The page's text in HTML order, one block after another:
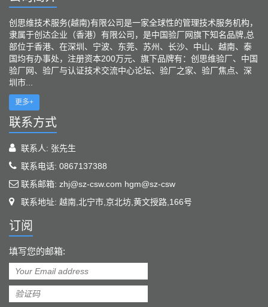
创思维技术服务(越南)有限公司是一家全球性的管理技术服务机构，
隶属于创达企业（香港）有限公司，是中国验厂网旗下知名品牌,总
部位于香港、在深圳、宁波、东莞、苏州、长沙、中山、越南、泰
国均有办事处，注册资本200万元、旗下品牌有：创思维验厂、中国
验厂网、验厂与认证技术交流中心论坛、验厂之家、验厂焦点、深
圳市...
更多+
联系方式
联系人: 张先生
联系电话: 0867137388
联系邮箱: zhj@sz-csw.com hgm@sz-csw
联系地址: 越南,北宁市,京北坊,黄文授路,166号
订阅
填写您的邮箱: